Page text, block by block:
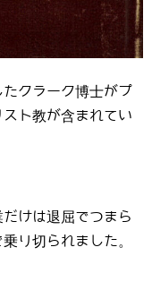
クラーク博士がプ
ト教が含まれてい
けは退屈でつまら
り切られました。